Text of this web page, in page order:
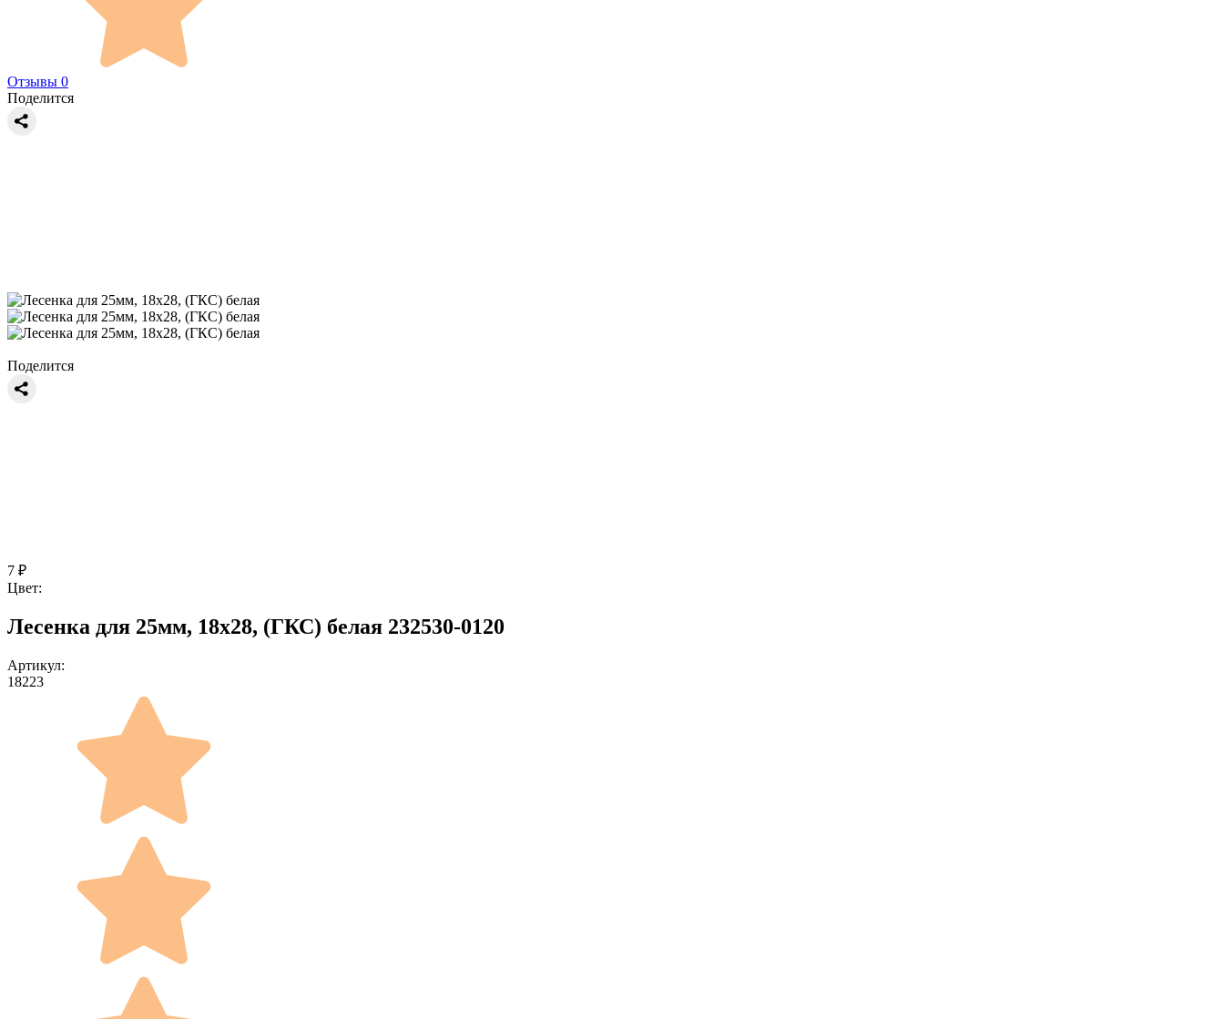
Отзывы 0
Поделится
Поделится
7 ₽
Цвет:
Лесенка для 25мм, 18x28, (ГКС) белая 232530-0120
Артикул:
18223